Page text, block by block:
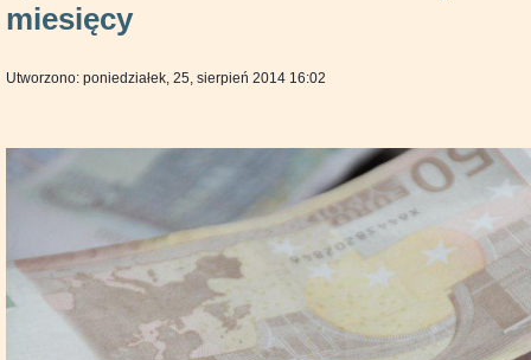
miesięcy
Utworzono: poniedziałek, 25, sierpień 2014 16:02